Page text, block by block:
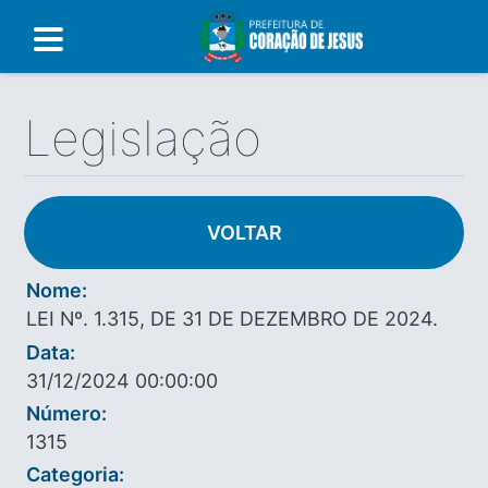
Legislação
VOLTAR
Nome:
LEI Nº. 1.315, DE 31 DE DEZEMBRO DE 2024.
Data:
31/12/2024 00:00:00
Número:
1315
Categoria: